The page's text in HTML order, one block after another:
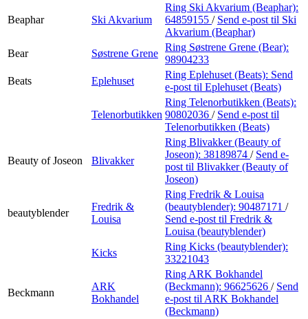
Beaphar Ski Akvarium
Ring Ski Akvarium (Beaphar):
64859155 / Send e-post til Ski
Akvarium (Beaphar)
Bear
Søstrene Grene
Ring Søstrene Grene (Bear):
98904233
Beats
Eplehuset
Ring Eplehuset (Beats): Send
e-post til Eplehuset (Beats)
Telenorbutikken
Ring Telenorbutikken (Beats):
90802036 / Send e-post til
Telenorbutikken (Beats)
Beauty of Joseon Blivakker
Ring Blivakker (Beauty of
Joseon): 38189874 / Send e-
post til Blivakker (Beauty of
Joseon)
beautyblender
Fredrik &
Louisa
Ring Fredrik & Louisa
(beautyblender): 90487171 /
Send e-post til Fredrik &
Louisa (beautyblender)
Kicks
Ring Kicks (beautyblender):
33221043
Beckmann
ARK
Bokhandel
Ring ARK Bokhandel
(Beckmann): 96625626 / Send
e-post til ARK Bokhandel
(Beckmann)